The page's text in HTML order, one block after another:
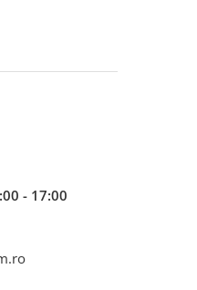
- 17:00